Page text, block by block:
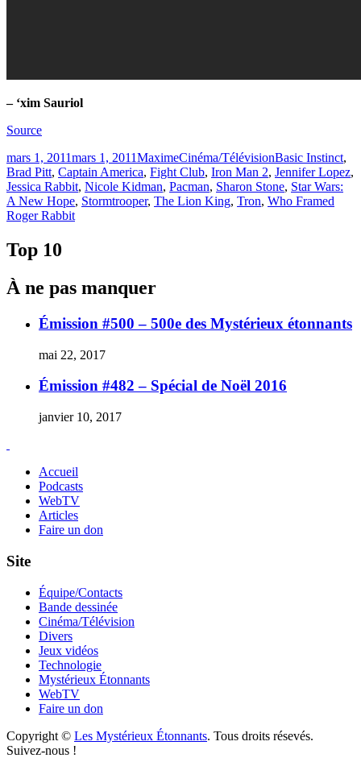
– ‘xim Sauriol
Source
Publié
le
mars 1, 2011mars 1, 2011MaximeCatégories
Cinéma/TélévisionÉtiquettes
Basic Instinct,
Brad Pitt, Captain America, Fight Club, Iron Man 2, Jennifer Lopez,
Jessica Rabbit, Nicole Kidman, Pacman, Sharon Stone, Star Wars:
A New Hope, Stormtrooper, The Lion King, Tron, Who Framed
Roger Rabbit
Top 10
À ne pas manquer
Émission #500 – 500e des Mystérieux étonnants
mai 22, 2017
Émission #482 – Spécial de Noël 2016
janvier 10, 2017
Accueil
Podcasts
WebTV
Articles
Faire un don
Site
Équipe/Contacts
Bande dessinée
Cinéma/Télévision
Divers
Jeux vidéos
Technologie
Mystérieux Étonnants
WebTV
Faire un don
Copyright © Les Mystérieux Étonnants. Tous droits résevés.
Suivez-nous !